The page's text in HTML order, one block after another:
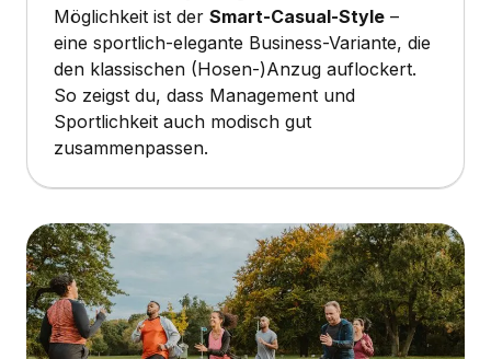
Möglichkeit ist der Smart-Casual-Style –
eine sportlich-elegante Business-Variante, die
den klassischen (Hosen-)Anzug auflockert.
So zeigst du, dass Management und
Sportlichkeit auch modisch gut
zusammenpassen.